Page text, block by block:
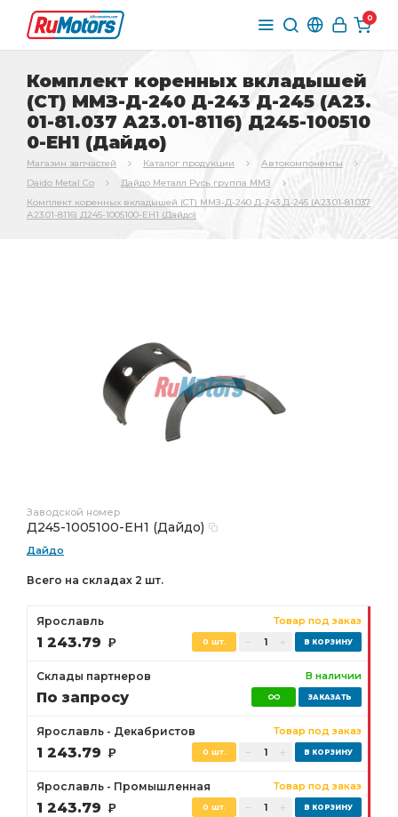
0
Комплект коренных вкладышей
(СТ) ММЗ-Д-240 Д-243 Д-245 (А23.
01-81.037 А23.01-8116) Д245-100510
0-ЕН1 (Дайдо)
Магазин запчастей Каталог продукции
Автокомпоненты
Daido Metal Co
Дайдо Металл Русь группа ММЗ
Комплект коренных вкладышей (СТ) ММЗ-Д-240 Д-243 Д-245 (А23.01-81.037
А23.01-8116) Д245-1005100-ЕН1 (Дайдо)
Заводской номер
Д245-1005100-ЕН1 (Дайдо)
Дайдо
Всего на складах 2 шт.
Ярославль Товар под заказ
1 243.79 Р 0 шт.
Склады партнеров В наличии
По запросу
Ярославль - Декабристов Товар под заказ
1 243.79 Р 0 шт.
Ярославль - Промышленная Товар под заказ
1 243.79 Р 0 шт.